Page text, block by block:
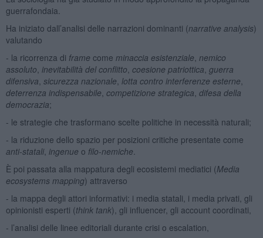
guerrafondaia.
Ha iniziato dall’analisi delle narrazioni dominanti (narrative analysis)
valutando
- la ricorrenza di frame come minaccia esistenziale nemico
assoluto inevitabilità del conflitto coesione patriottica guerra
difensiva sicurezza nazionale lotta contro interferenze esterne
deterrenza indispensabile competizione strategica difesa della
democrazia;
- le strategie che trasformano scelte politiche in necessità naturali;
- la riduzione dello spazio per posizioni critiche presentate come
anti-statali, ingenue o filo-nemiche
È poi passata alla mappatura degli ecosistemi mediatici (Media
ecosystems mapping) attraverso
- la mappa degli attori informativi: i media statali, i media privati, gli
opinionisti esperti (think tank), gli influencer, gli account coordinati,
- l’analisi delle linee editoriali durante crisi o escalation,